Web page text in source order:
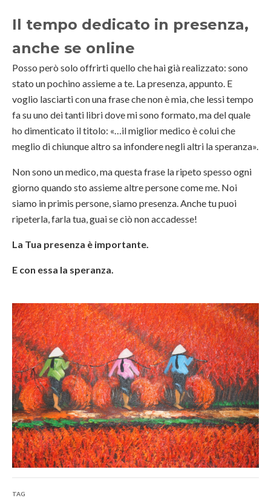
Il tempo dedicato in presenza,
anche se online
Posso però solo offrirti quello che hai già realizzato: sono
stato un pochino assieme a te. La presenza, appunto. E
voglio lasciarti con una frase che non è mia, che lessi tempo
fa su uno dei tanti libri dove mi sono formato, ma del quale
ho dimenticato il titolo: «…il miglior medico è colui che
meglio di chiunque altro sa infondere negli altri la speranza».
Non sono un medico, ma questa frase la ripeto spesso ogni
giorno quando sto assieme altre persone come me. Noi
siamo in primis persone, siamo presenza. Anche tu puoi
ripeterla, farla tua, guai se ciò non accadesse!
La Tua presenza è importante.
E con essa la speranza.
TAG